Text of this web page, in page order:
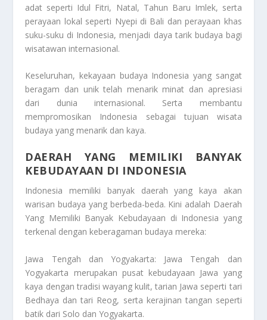
adat seperti Idul Fitri, Natal, Tahun Baru Imlek, serta
perayaan lokal seperti Nyepi di Bali dan perayaan khas
suku-suku di Indonesia, menjadi daya tarik budaya bagi
wisatawan internasional.
Keseluruhan, kekayaan budaya Indonesia yang sangat
beragam dan unik telah menarik minat dan apresiasi
dari dunia internasional. Serta membantu
mempromosikan Indonesia sebagai tujuan wisata
budaya yang menarik dan kaya.
DAERAH YANG MEMILIKI BANYAK
KEBUDAYAAN DI INDONESIA
Indonesia memiliki banyak daerah yang kaya akan
warisan budaya yang berbeda-beda. Kini adalah Daerah
Yang Memiliki Banyak Kebudayaan di Indonesia yang
terkenal dengan keberagaman budaya mereka:
Jawa Tengah dan Yogyakarta: Jawa Tengah dan
Yogyakarta merupakan pusat kebudayaan Jawa yang
kaya dengan tradisi wayang kulit, tarian Jawa seperti tari
Bedhaya dan tari Reog, serta kerajinan tangan seperti
batik dari Solo dan Yogyakarta.